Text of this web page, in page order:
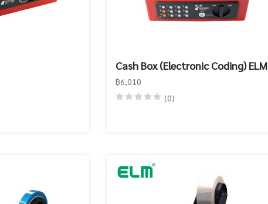
Cash Box (Electronic Coding) ELM
฿6,010
(0)